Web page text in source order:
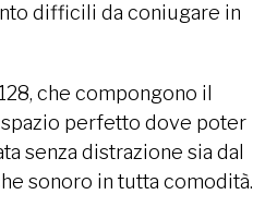
difficili da coniugare in
che compongono il
perfetto dove poter
senza distrazione sia dal
sonoro in tutta comodità.